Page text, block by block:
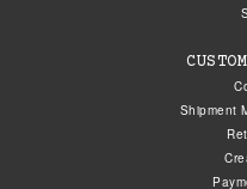
Shipment